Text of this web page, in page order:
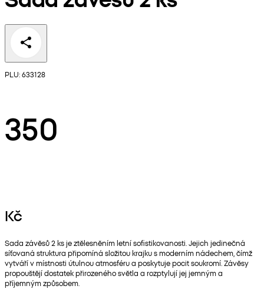
PLU: 633128
350
Kč
Sada závěsů 2 ks je ztělesněním letní sofistikovanosti. Jejich jedinečná
síťovaná struktura připomíná složitou krajku s moderním nádechem, čímž
vytváří v místnosti útulnou atmosféru a poskytuje pocit soukromí. Závěsy
propouštějí dostatek přirozeného světla a rozptylují jej jemným a
příjemným způsobem.